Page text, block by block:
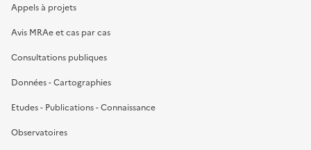
Appels à projets
Avis MRAe et cas par cas
Consultations publiques
Données - Cartographies
Etudes - Publications - Connaissance
Observatoires